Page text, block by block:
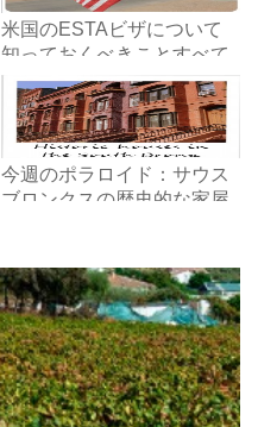
米国のESTAビザについて
知っておくべきことすべて
今週のポラロイド：サウス
ブロンクスの歴史的な家屋